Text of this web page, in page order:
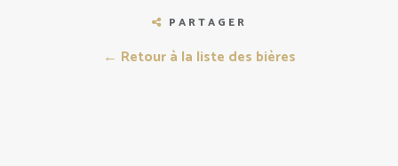
PARTAGER
← Retour à la liste des bières